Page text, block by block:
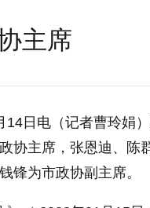
主席
14日电（记者曹玲娟
协主席，张恩迪、陈
锋为市政协副主席。